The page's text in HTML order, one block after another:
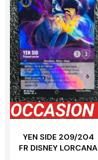
YEN SIDE 209/204
FR DISNEY LORCANA